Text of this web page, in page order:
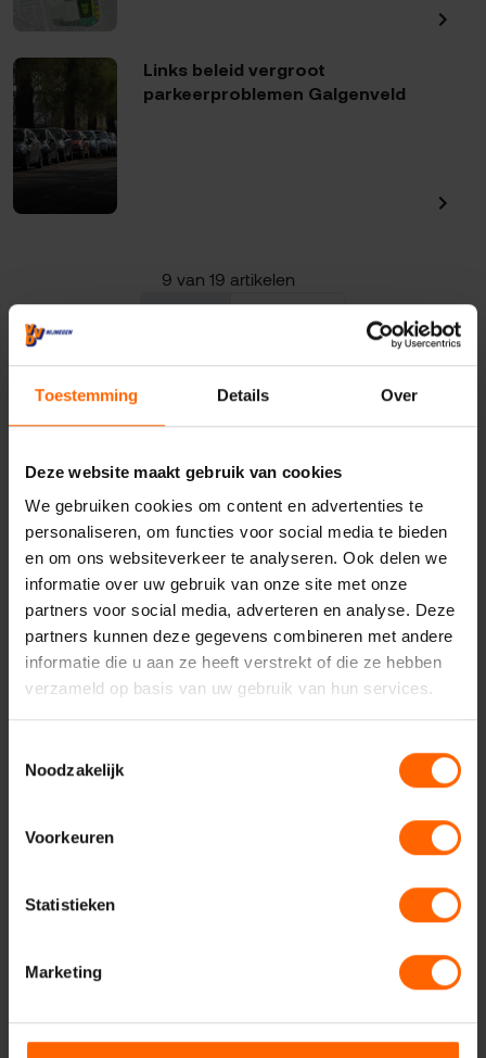
Toestemming Details Over
Deze website maakt gebruik van cookies
We gebruiken cookies om content en advertenties te
personaliseren, om functies voor social media te bieden
en om ons websiteverkeer te analyseren. Ook delen we
informatie over uw gebruik van onze site met onze
partners voor social media, adverteren en analyse. Deze
partners kunnen deze gegevens combineren met andere
informatie die u aan ze heeft verstrekt of die ze hebben
verzameld op basis van uw gebruik van hun services.
Noodzakelijk
Voorkeuren
Statistieken
Marketing
Links beleid vergroot
parkeerproblemen Galgenveld
9 van 19 artikelen
« Vorige
Volgende »
Contact met VVD
Nijmegen
Uw naam*
Uw telefoonnummer*